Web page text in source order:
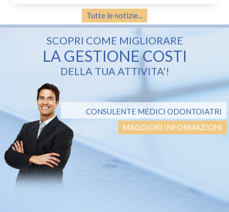
Tutte le notizie...
SCOPRI COME MIGLIORARE
LA GESTIONE COSTI
DELLA TUA ATTIVITA’!
CONSULENTE MEDICI ODONTOIATRI
MAGGIORI INFORMAZIONI